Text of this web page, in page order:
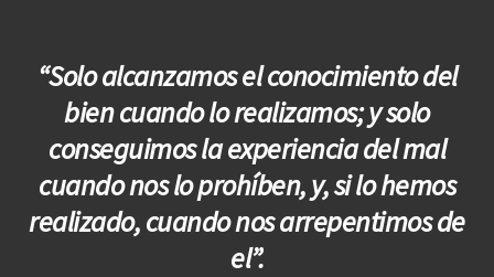
“Solo alcanzamos el conocimiento del
bien cuando lo realizamos; y solo
conseguimos la experiencia del mal
cuando nos lo prohíben, y, si lo hemos
realizado, cuando nos arrepentimos de
el”.